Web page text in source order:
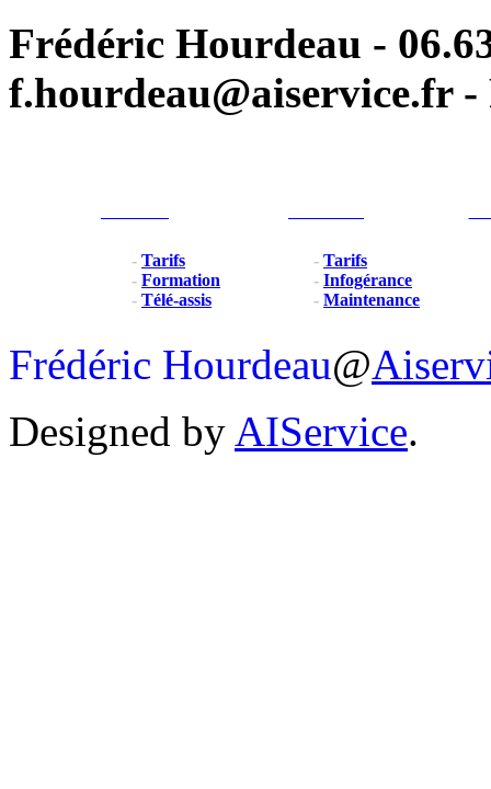
Frédéric Hourdeau -
f.hourdeau@aiservice.fr -
- Tarifs
- Formation
- Télé-assis
- Tarifs
- Infogérance
- Maintenance
Frédéric Hourdeau@
Designed by AIService.